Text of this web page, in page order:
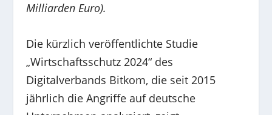
Milliarden Euro).
Die kürzlich veröffentlichte Studie
„Wirtschaftsschutz 2024“ des
Digitalverbands Bitkom, die seit 2015
jährlich die Angriffe auf deutsche